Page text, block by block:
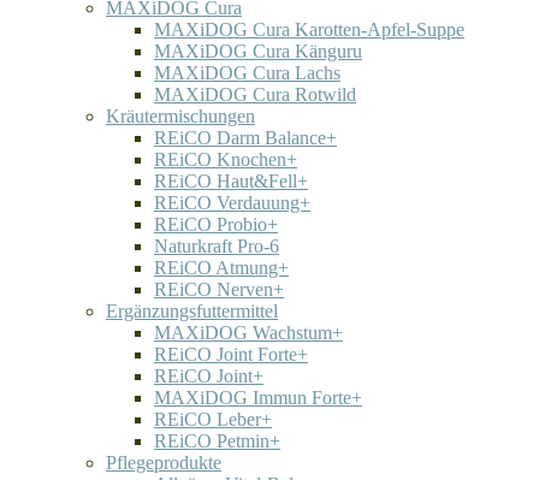
MAXiDOG Cura
MAXiDOG Cura Karotten-Apfel-Suppe
MAXiDOG Cura Känguru
MAXiDOG Cura Lachs
MAXiDOG Cura Rotwild
Kräutermischungen
REiCO Darm Balance+
REiCO Knochen+
REiCO Haut&Fell+
REiCO Verdauung+
REiCO Probio+
Naturkraft Pro-6
REiCO Atmung+
REiCO Nerven+
Ergänzungsfuttermittel
MAXiDOG Wachstum+
REiCO Joint Forte+
REiCO Joint+
MAXiDOG Immun Forte+
REiCO Leber+
REiCO Petmin+
Pflegeprodukte